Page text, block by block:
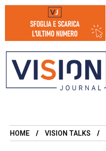
HOME VISION TALKS